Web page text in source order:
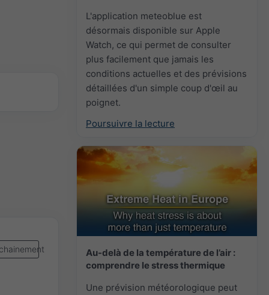
L'application meteoblue est
désormais disponible sur Apple
Watch, ce qui permet de consulter
plus facilement que jamais les
conditions actuelles et des prévisions
détaillées d'un simple coup d'œil au
poignet.
Poursuivre la lecture
Au-delà de la température de l’air :
comprendre le stress thermique
Une prévision météorologique peut